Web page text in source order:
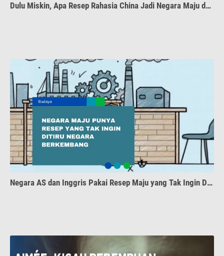
Dulu Miskin, Apa Resep Rahasia China Jadi Negara Maju dan Inovatif?
Negara AS dan Inggris Pakai Resep Maju yang Tak Ingin Dipakai Negara Berkembang